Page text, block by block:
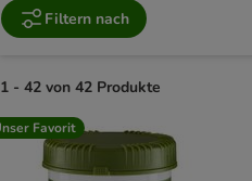
Filtern nach
1 - 42 von 42 Produkte
product items have been changed
Favorit